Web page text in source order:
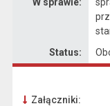
Status:
Załączniki: